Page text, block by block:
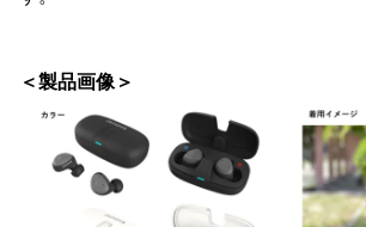
＜製品画像＞